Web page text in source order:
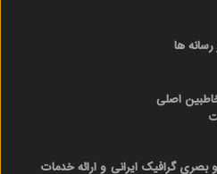
ها
اصلی
گرافیک ایرانی و ارائه خدمات